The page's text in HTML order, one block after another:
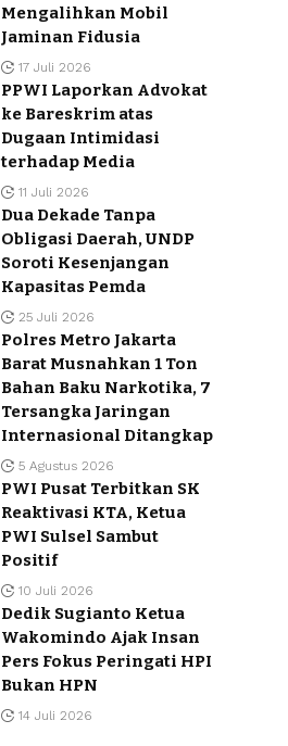
Mengalihkan Mobil
Jaminan Fidusia
17 Juli 2026
PPWI Laporkan Advokat
ke Bareskrim atas
Dugaan Intimidasi
terhadap Media
11 Juli 2026
Dua Dekade Tanpa
Obligasi Daerah, UNDP
Soroti Kesenjangan
Kapasitas Pemda
25 Juli 2026
Polres Metro Jakarta
Barat Musnahkan 1 Ton
Bahan Baku Narkotika, 7
Tersangka Jaringan
Internasional Ditangkap
5 Agustus 2026
PWI Pusat Terbitkan SK
Reaktivasi KTA, Ketua
PWI Sulsel Sambut
Positif
10 Juli 2026
Dedik Sugianto Ketua
Wakomindo Ajak Insan
Pers Fokus Peringati HPI
Bukan HPN
14 Juli 2026